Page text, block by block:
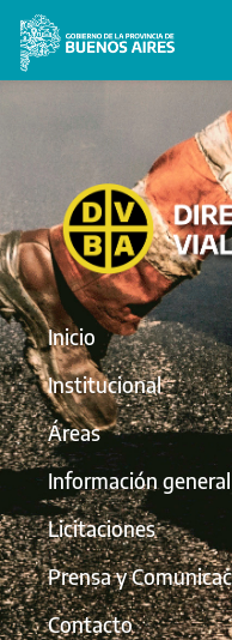
Inicio
Institucional
Áreas
Información general
Licitaciones
Prensa y
Contacto